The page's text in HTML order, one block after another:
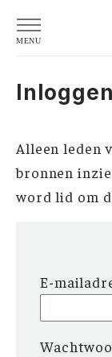
Inloggen
Alleen leden
bronnen
word lid om
E-